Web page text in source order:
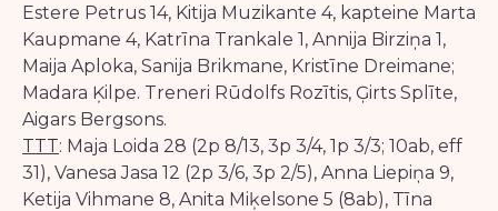
Estere Petrus 14, Kitija Muzikante 4, kapteine Marta
Kaupmane 4, Katrīna Trankale 1, Annija Birziņa 1,
Maija Aploka, Sanija Brikmane, Kristīne Dreimane;
Madara Ķilpe. Treneri Rūdolfs Rozītis, Ģirts Splīte,
Aigars Bergsons.
TTT: Maja Loida 28 (2p 8/13, 3p 3/4, 1p 3/3; 10ab, eff
31), Vanesa Jasa 12 (2p 3/6, 3p 2/5), Anna Liepiņa 9,
Ketija Vihmane 8, Anita Miķelsone 5 (8ab), Tīna